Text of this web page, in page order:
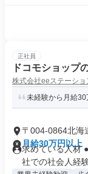
正社員
ドコモショップ
株式会社eeステーショ
未経験から月給
〒004-0864北海
月給30万円以上
求めている人材
社での社会人経